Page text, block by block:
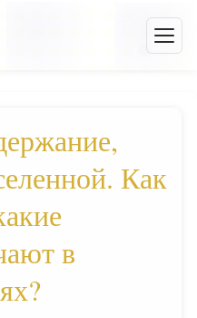
меню
Как
в